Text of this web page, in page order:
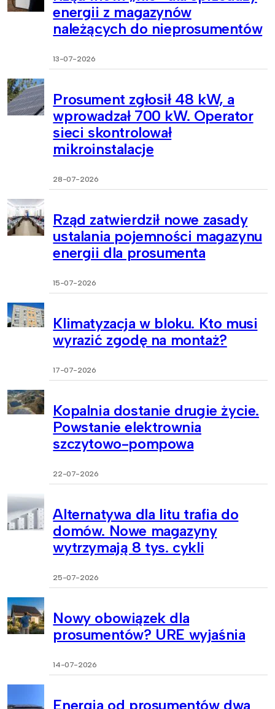
energii z magazynów
należących do nieprosumentów
13-07-2026
Prosument zgłosił 48 kW, a
wprowadzał 700 kW. Operator
sieci skontrolował
mikroinstalacje
28-07-2026
Rząd zatwierdził nowe zasady
ustalania pojemności magazynu
energii dla prosumenta
15-07-2026
Klimatyzacja w bloku. Kto musi
wyrazić zgodę na montaż?
17-07-2026
Kopalnia dostanie drugie życie.
Powstanie elektrownia
szczytowo-pompowa
22-07-2026
Alternatywa dla litu trafia do
domów. Nowe magazyny
wytrzymają 8 tys. cykli
25-07-2026
Nowy obowiązek dla
prosumentów? URE wyjaśnia
14-07-2026
Energia od prosumentów dwa